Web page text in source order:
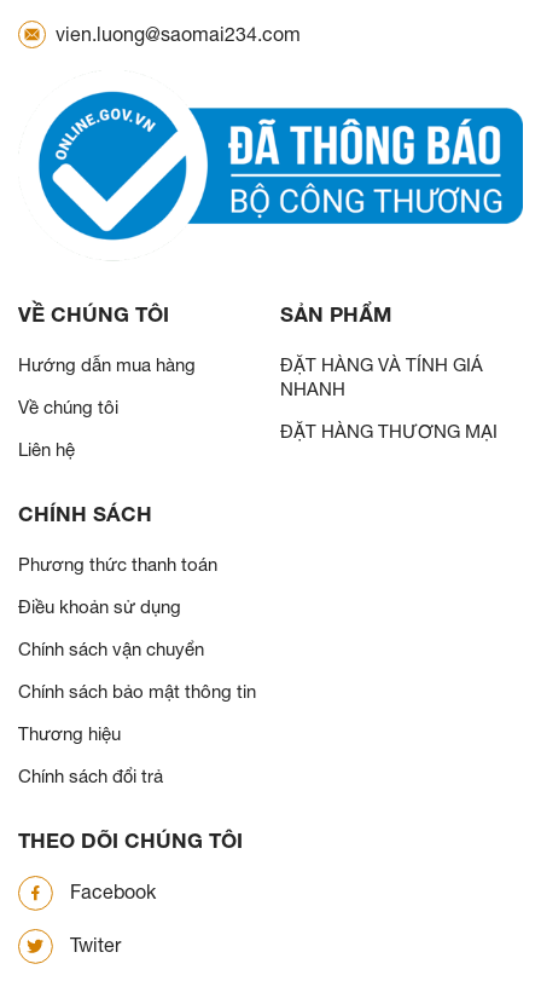
vien.luong@saomai234.com
VỀ CHÚNG TÔI
Hướng dẫn mua hàng
Về chúng tôi
Liên hệ
SẢN PHẨM
ĐẶT HÀNG VÀ TÍNH GIÁ
NHANH
ĐẶT HÀNG THƯƠNG MẠI
CHÍNH SÁCH
Phương thức thanh toán
Điều khoản sử dụng
Chính sách vận chuyển
Chính sách bảo mật thông tin
Thương hiệu
Chính sách đổi trả
THEO DÕI CHÚNG TÔI
Facebook
Twiter